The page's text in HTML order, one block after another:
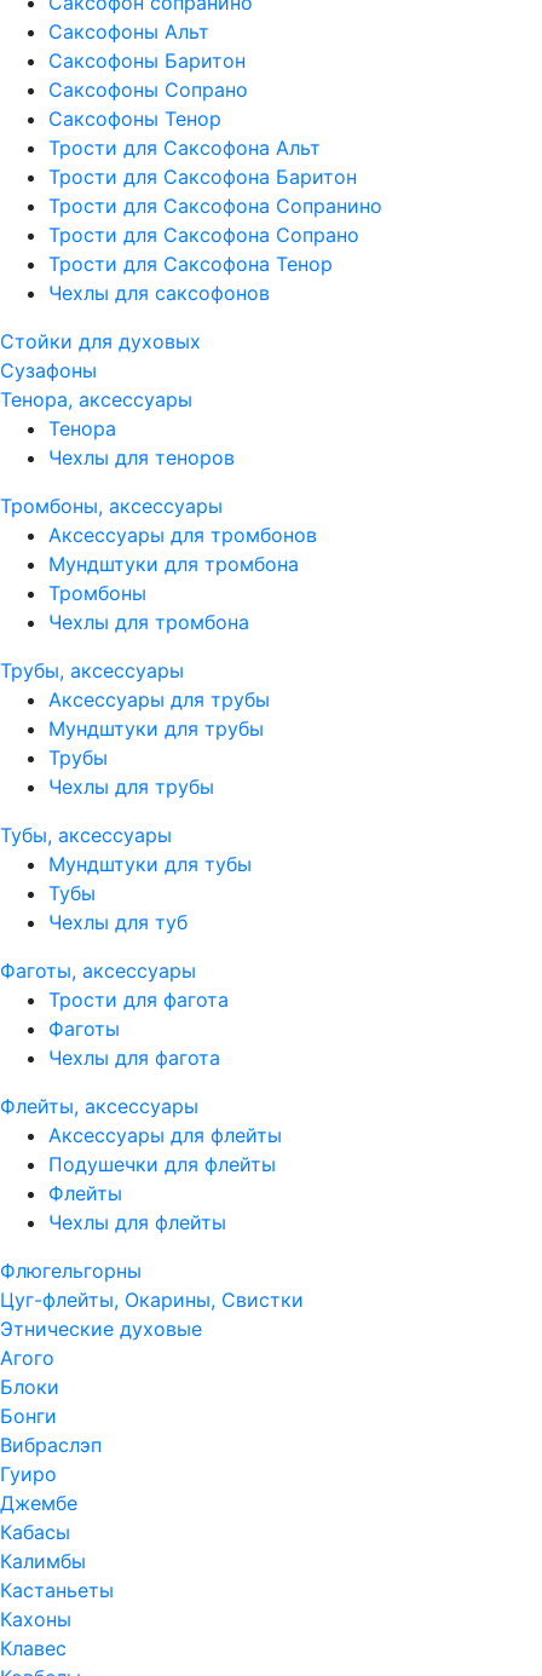
Саксофоны Альт
Саксофоны Баритон
Саксофоны Сопрано
Саксофоны Тенор
Трости для Саксофона Альт
Трости для Саксофона Баритон
Трости для Саксофона Сопранино
Трости для Саксофона Сопрано
Трости для Саксофона Тенор
Чехлы для саксофонов
Стойки для духовых
Сузафоны
Тенора, аксессуары
Тенора
Чехлы для теноров
Тромбоны, аксессуары
Аксессуары для тромбонов
Мундштуки для тромбона
Тромбоны
Чехлы для тромбона
Трубы, аксессуары
Аксессуары для трубы
Мундштуки для трубы
Трубы
Чехлы для трубы
Тубы, аксессуары
Мундштуки для тубы
Тубы
Чехлы для туб
Фаготы, аксессуары
Трости для фагота
Фаготы
Чехлы для фагота
Флейты, аксессуары
Аксессуары для флейты
Подушечки для флейты
Флейты
Чехлы для флейты
Флюгельгорны
Цуг-флейты, Окарины, Свистки
Этнические духовые
Агого
Блоки
Бонги
Вибраслэп
Гуиро
Джембе
Кабасы
Калимбы
Кастаньеты
Кахоны
Клавес